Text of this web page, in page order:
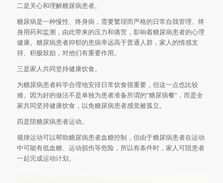
二是关心和理解糖尿病患者。
糖尿病是一种慢性、终身病，需要繁琐而严格的日常自我管理、终
身用药和监测，由此带来的压力和痛苦，影响着糖尿病患者的心理
健康。糖尿病患者抑郁的患病率远高于普通人群，家人的情感支
持、积极鼓励，对他们有重要作用。
三是家人共同坚持健康饮食。
为糖尿病患者科学合理地安排日常饮食很重要，但这一点也比较
难。因为好的做法不是单独为患者准备所谓的“糖尿病餐”，而是全
家共同坚持健康饮食，以免糖尿病患者感觉被孤立。
四是陪糖尿病患者运动。
规律运动可以帮助糖尿病患者血糖控制，但由于糖尿病患者在运动
中可能有低血糖、运动损伤等危险，所以有条件时，家人可陪患者
一起完成运动计划。